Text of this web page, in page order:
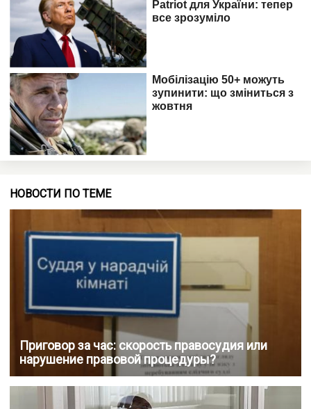
НОВОСТИ ПО ТЕМЕ
Приговор за час: скорость правосудия или
нарушение правовой процедуры?